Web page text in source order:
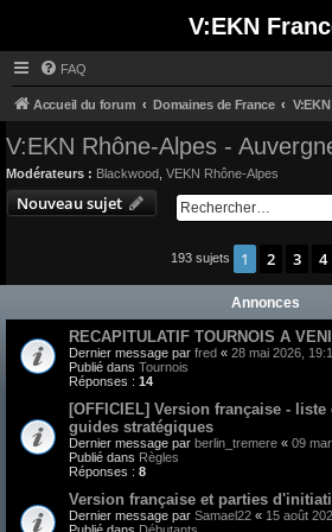
V:EKN
FAQ
Accueil du forum Domaines de France
V:EKN Rhône-Alpes -
Modérateurs : Blackwood VEKN Rhône-Alpes
Nouveau sujet
193 sujets 1 2 3 4
Annonces
RECAPITULATIF TOURNOIS A
Dernier message par fred « 28 mai 2026,
Publié dans Tournois
Réponses : 14
[OFFICIEL] Version française -
guides stratégiques
Dernier message par berlin_tremere « 09
Publié dans Règles
Réponses : 8
Version française et parties
Dernier message par Samael22 « 15 août